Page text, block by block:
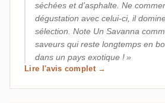
séchées et d’asphalte. Ne
dégustation avec celui-ci, il
sélection. Note Un Savanna
saveurs qui reste longtemps en
dans un pays exotique !
Lire l'avis complet →